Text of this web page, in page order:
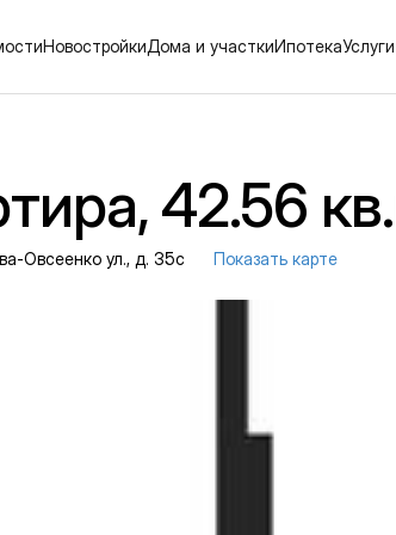
НовостройкиДома и участкиИпотекаУслуги
42.56
Овсеенко ул., д. 35с Показать карте